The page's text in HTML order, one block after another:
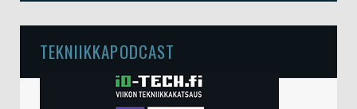
TEKNIIKKAPODCAST